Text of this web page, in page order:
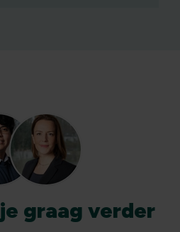
je graag verder